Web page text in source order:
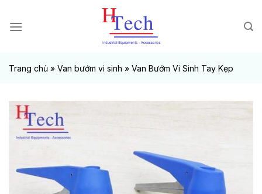
đến
Trang chủ » Van bướm vi sinh » Van Bướm Vi Sinh Tay Kẹp